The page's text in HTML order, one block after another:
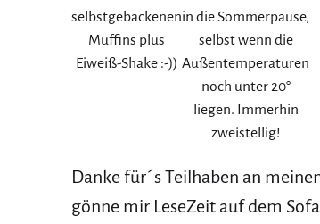
selbstgebackenen
Muffins plus
Eiweiß-Shake :-))
in die Sommerpause,
selbst wenn die
Außentemperaturen
noch unter 20°
liegen. Immerhin
zweistellig!
Danke für´s Teilhaben an
gönne mir LeseZeit auf dem